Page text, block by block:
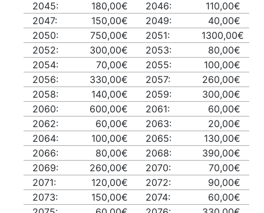
2045:
180,00€ 2046:
110,00€
2047:
150,00€ 2049:
40,00€
2050:
750,00€ 2051:
1300,00€
2052:
300,00€ 2053:
80,00€
2054:
70,00€ 2055:
100,00€
2056:
330,00€ 2057:
260,00€
2058:
140,00€ 2059:
300,00€
2060:
600,00€ 2061:
60,00€
2062:
60,00€ 2063:
20,00€
2064:
100,00€ 2065:
130,00€
2066:
80,00€ 2068:
390,00€
2069:
260,00€ 2070:
70,00€
2071:
120,00€ 2072:
90,00€
2073:
150,00€ 2074:
60,00€